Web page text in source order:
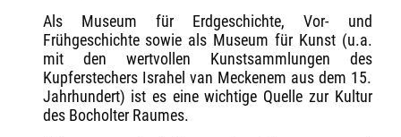
Als Museum für Erdgeschichte, Vor- und
Frühgeschichte sowie als Museum für Kunst (u.a.
mit den wertvollen Kunstsammlungen des
Kupferstechers Israhel van Meckenem aus dem 15.
Jahrhundert) ist es eine wichtige Quelle zur Kultur
des Bocholter Raumes.